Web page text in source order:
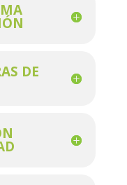
DE